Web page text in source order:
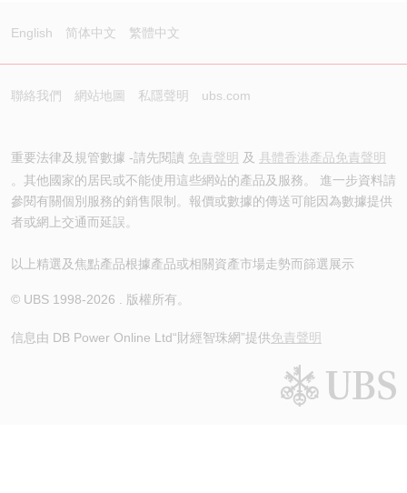
English 简体中文 繁體中文
聯絡我們 網站地圖 私隱聲明 ubs.com
重要法律及規管數據 -請先閱讀 免責聲明 及 具體香港產品免責聲明
。其他國家的居民或不能使用這些網站的產品及服務。 進一步資料請
參閱有關個別服務的銷售限制。報價或數據的傳送可能因為數據提供
者或網上交通而延誤。
以上精選及焦點產品根據產品或相關資產市場走勢而篩選展示
© UBS 1998-2026 . 版權所有。
信息由 DB Power Online Ltd“財經智珠網”提供免責聲明